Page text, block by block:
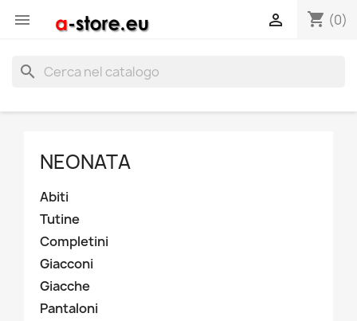
 shopping_cart (0)

search
NEONATA
Abiti
Tutine
Completini
Giacconi
Giacche
Pantaloni